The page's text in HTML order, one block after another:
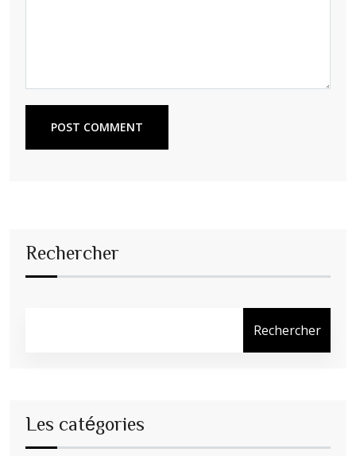
POST COMMENT
Rechercher
Rechercher
Les catégories